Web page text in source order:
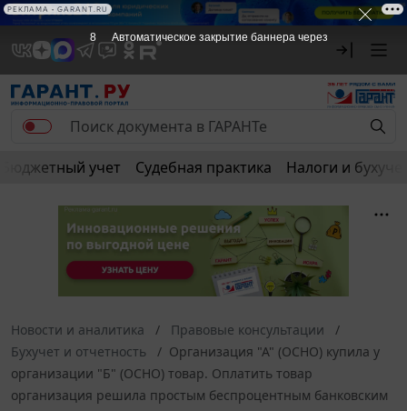
РЕКЛАМА
Бюджетный учет Судебная практика Налоги и
Новости и аналитика
Правовые консультации
Бухучет и отчетность
Организация "А" (ОСНО) купила у
организации "Б" (ОСНО) товар. Оплатить товар
организация решила простым беспроцентным банковским
7 Автоматическое закрытие баннера через
РЕКЛАМА • GARANT.RU